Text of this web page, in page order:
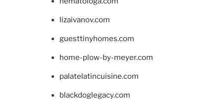
lizaivanov.com
guesttinyhomes.com
home-plow-by-meyer.com
palatelatincuisine.com
blackdoglegacy.com